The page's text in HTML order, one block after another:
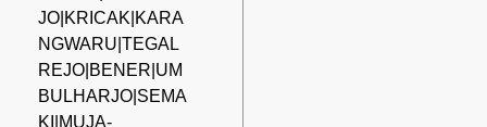
JO|KRICAK|KARA
NGWARU|TEGAL
REJO|BENER|UM
BULHARJO|SEMA
KI|MUJA-